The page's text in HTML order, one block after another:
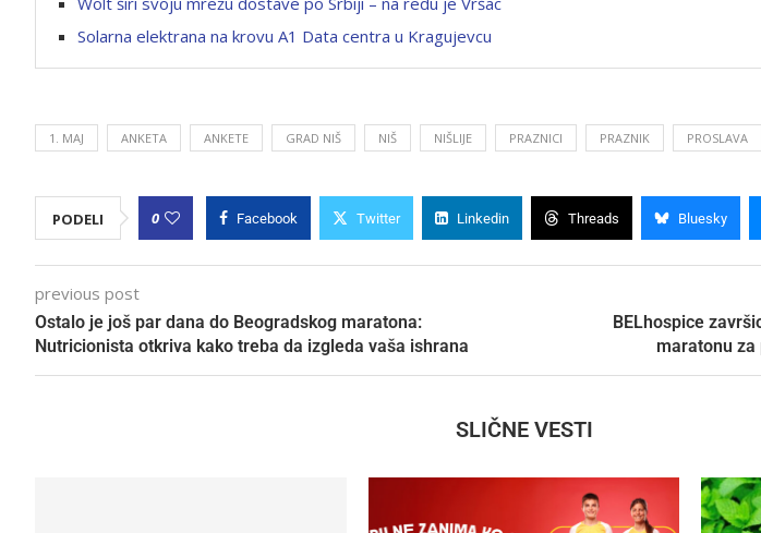
Solarna elektrana na krovu A1 Data centra u Kragujevcu
1. MAJ ANKETA ANKETE GRAD NIŠ NIŠ NIŠLIJE PRAZNICI PRAZNIK PROSLAVA
PODELI 0 Facebook Twitter Linkedin Threads Bluesky
previous post
Ostalo je još par dana do Beogradskog maratona:
Nutricionista otkriva kako treba da izgleda vaša ishrana
BELhospice
maratonu
SLIČNE VESTI